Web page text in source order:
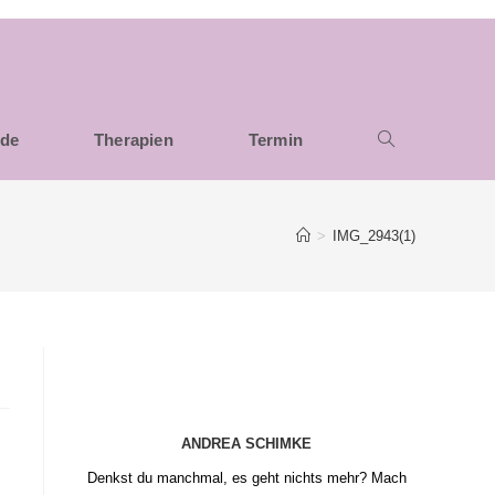
Therapien Termin
> IMG_2943(1)
ANDREA SCHIMKE
Denkst du manchmal, es geht nichts mehr? Mach